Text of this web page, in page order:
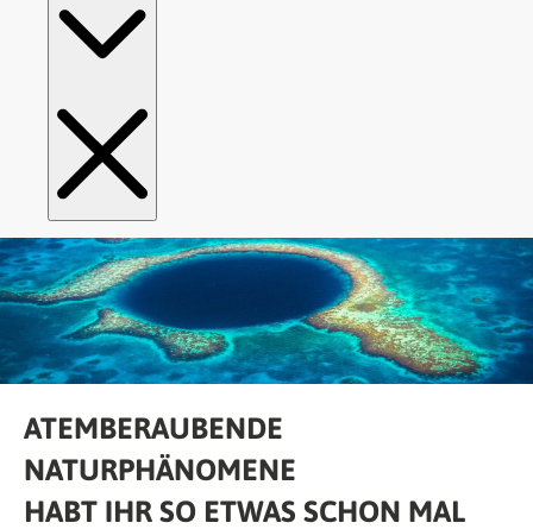
ATEMBERAUBENDE
NATURPHÄNOMENE
HABT IHR SO ETWAS SCHON MAL